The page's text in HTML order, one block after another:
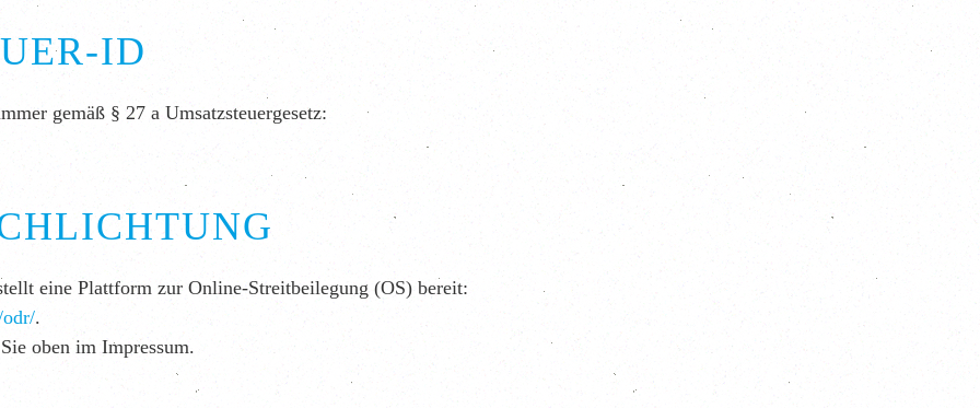
ID
gemäß § 27 a Umsatzsteuergesetz:
eine Plattform zur Online-Streitbeilegung (OS) bereit:
odr/.
oben im Impressum.